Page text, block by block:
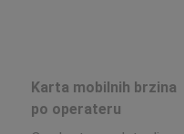
Karta mobilnih brzina
po operateru